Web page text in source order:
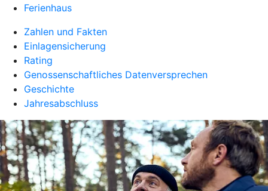
Ferienhaus
Zahlen und Fakten
Einlagensicherung
Rating
Genossenschaftliches Datenversprechen
Geschichte
Jahresabschluss